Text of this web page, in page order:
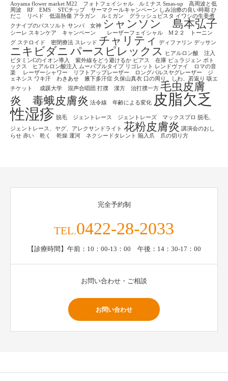
Aoyama flower market M22 フォトフェイシャル ルミナス Smas-up 高周波と低
周波 RF EMS
STCチップ サーマクールキャンペーン しみ治療の良い時期 ひ
だこ リベド 低温熱傷 アラガン ルミガン グラッシュビスタ イワシの生姜煮
クナイプのバスソルト サンバ 女神 シャンソン 島本弘子
シーレ スキンケア キャンペーン レーザーフェイシャル M２２ トーニン
グ ステロイド 密閉療法 スレッド チャリティ ディファリン デッサン
ニキビダニ パースピレックス
ヒアルロン酸 注入
ビタミンCのイオン導入 紫外線をどう避けるか ピアス 在庫 ピュラジェン ボト
ックス ヒアルロン酸注入
ムーバブルタイプ リゴレット レンドヴァイ ロマの音
楽
レーザーシャワー リフトアップレーザー ロングパルスヤグレーザー ジ
ェネシス ワキ汗 わきあせ 腋下多汗症 久保山真衣 口の周り、しわ、若返り 咳エ
チケット
成蹊大学 混声合唱団 打撲 漢方 治打撲一方 毛虫皮膚
炎 毒蛾皮膚炎 法令線 年齢による変化
皮脂欠乏
性湿疹 脱毛 ジェントレース ジェントレーズ マックスプロ
脱毛、
ジェントレース、ヤグ、アレクサンドライト 花粉皮膚炎 講演会のおし
らせ 赤い 乾く 乾燥 運河 ネクシードタレント 陥入爪 爪の切り方
完全予約制
TEL.0422-28-2033
【診療時間】午前：10：00-13：00 午後：14：30-17：00
お問い合わせ・ご相談
お問い合わせ